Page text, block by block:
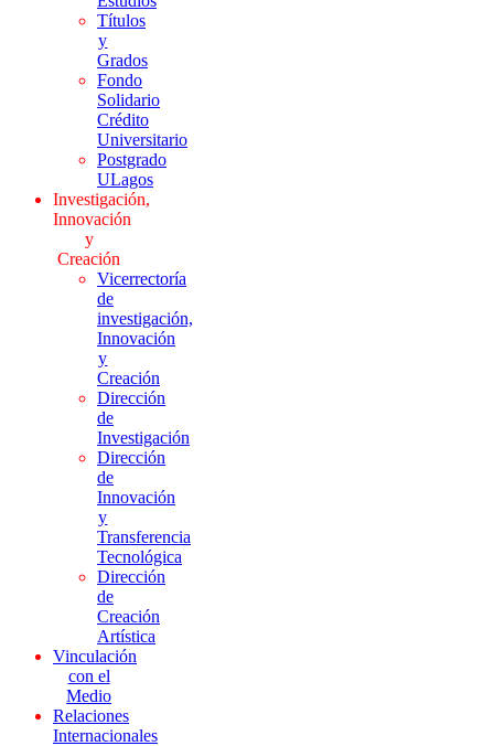
Títulos
y
Grados
Fondo
Solidario
Crédito
Universitario
Postgrado
ULagos
Investigación,
Innovación
y
Creación
Vicerrectoría
de
investigación,
Innovación
y
Creación
Dirección
de
Investigación
Dirección
de
Innovación
y
Transferencia
Tecnológica
Dirección
de
Creación
Artística
Vinculación
con el
Medio
Relaciones
Internacionales